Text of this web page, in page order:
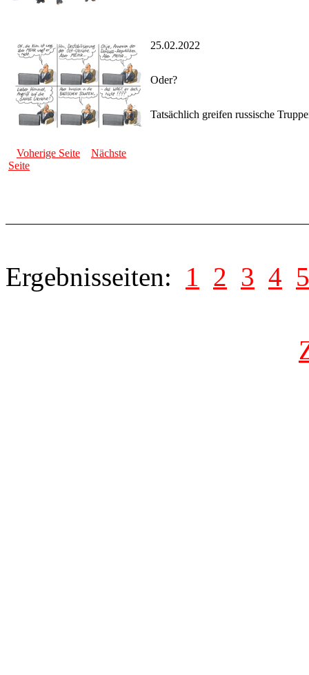
25.02.2022
Oder?
Tatsächlich greifen russische
Voherige Seite
Nächste
Seite
Ergebnisseiten: 1 2 3 4 5